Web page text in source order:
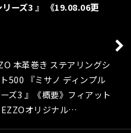
ーズ3 』 《19.08.06更
本革巻き ステアリングシ
500 『ミサノ ディンプル
ズ3 』《概要》フィアット
オリジナル…